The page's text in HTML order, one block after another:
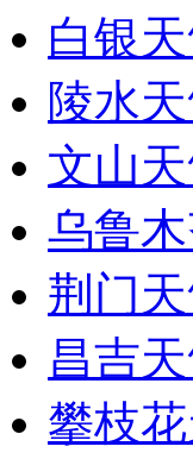
白银
陵水
文山
乌鲁
荆门
昌吉
攀枝